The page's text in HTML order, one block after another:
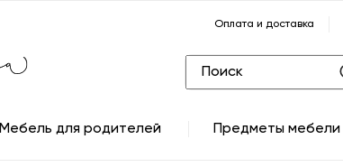
Оплата и доставка
Мебель для родителей Предметы мебели